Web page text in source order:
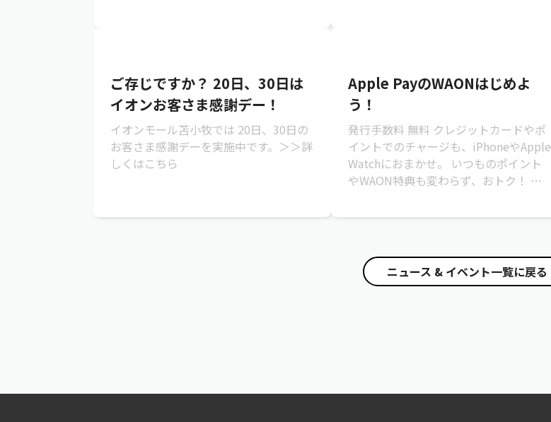
ご存じですか？ 20日、30日は
イオンお客さま感謝デー！
イオンモール苫小牧では 20日、30日の
お客さま感謝デーを実施中です。＞＞詳
しくはこちら
Apple PayのWAONはじめよ
う！
発行手数料 無料 クレジットカードやポ
イントでのチャージも、iPhoneやApple
Watchにおまかせ。 いつものポイント
やWAON特典も変わらず、おトク！ ＞
ニュース & イベント一覧に戻る